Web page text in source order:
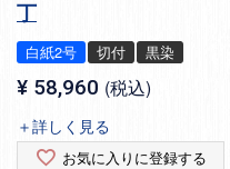
丁
白紙2号 切付 黒染
¥ 58,960 税込
＋詳しく見る
お気に入りに登録する